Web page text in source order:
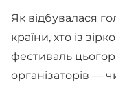
Як відбувалася
країни, хто із
фестиваль
організаторів —